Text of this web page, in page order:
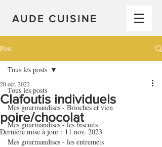
AUDE CUISINE
Post
Tous les posts
Mes gourmandises - Brioches et vien
Mes gourmandises - les biscuits
Mes gourmandises - les entremets
Tous les posts
Clafoutis individuels
poire/chocolat
20 oct. 2022
Dernière mise à jour : 11 nov. 2023